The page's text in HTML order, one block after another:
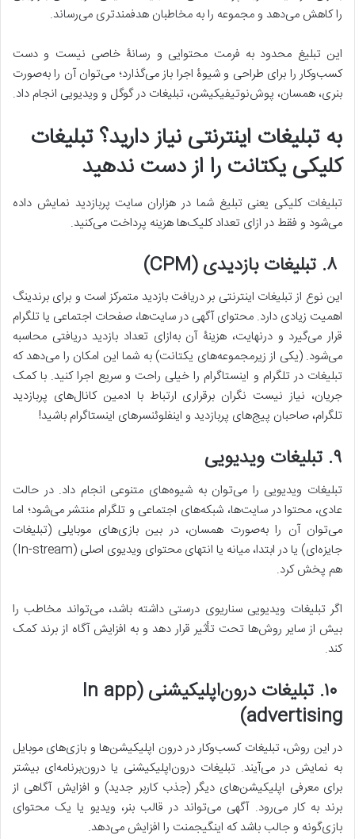
را کاهش می‌دهد و مجموعه را به مخاطبان هدفمندتری می‌رساند.
این تبلیغ محدود به فرمت محتوایی و رسانۀ خاصی نیست و دست
کسب‌وکار را برای طراحی و شیوۀ اجرا باز می‌گذارد؛ می‌توان آن را به‌صورت
بنری، همسان، پوش‌نوتیفیکیشن، تبلیغات در گوگل و ویدیویی انجام داد.
به تبلیغات اینترنتی نیاز دارید؟ تبلیغات
کلیکی یکتانت را از دست ندهید
تبلیغات کلیکی یعنی تبلیغ شما در هزاران سایت پربازدید نمایش داده
می‌شود و فقط در ازای تعداد کلیک‌ها هزینه پرداخت می‌‌کنید.
۸. تبلیغات بازدیدی(CPM)
این نوع از تبلیغات اینترنتی بر دریافت بازدید متمرکز است و برای برندینگ
اهمیت زیادی دارد. محتوای آگهی در سایت‌‌ها، صفحات اجتماعی یا تلگرام
قرار می‌گیرد و درنهایت، هزینۀ آن به‌ازای تعداد بازدید دریافتی محاسبه
می‌شود. (یکی از زیرمجموعه‌های یکتانت) به شما این امکان را می‌دهد که
تبلیغات در تلگرام و اینستاگرام را خیلی راحت و سریع اجرا کنید. با کمک
جریان، نیاز نیست نگران برقراری ارتباط با ادمین کانال‌های پربازدید
تلگرام، صاحبان پیج‌های پربازدید و اینفلوئنسرهای اینستاگرام باشید!
۹. تبلیغات ویدیویی
تبلیغات ویدیویی را می‌توان به شیوه‌های متنوعی انجام داد. در حالت
عادی، محتوا در سایت‌ها، شبکه‌های اجتماعی و تلگرام منتشر می‌شود؛ اما
می‌توان آن را به‌صورت همسان، در بین بازی‌های موبایلی (تبلیغات
جایزه‌ای) یا در ابتدا، میانه یا انتهای محتوای ویدیوی اصلی (In-stream)
هم پخش کرد.
اگر تبلیغات ویدیویی سناریوی درستی داشته باشد، می‌تواند مخاطب را
بیش از سایر روش‌ها تحت تأثیر قرار دهد و به افزایش آگاه از برند کمک
کند.
۱۰. تبلیغات دروناپلیکیشنی (In app
advertising)
در این روش، تبلیغات کسب‌وکار در درون اپلیکیشن‌ها و بازی‌های موبایل
به نمایش در می‌آیند. تبلیغات درون‌اپلیکیشنی یا درون‌برنامه‌ای بیشتر
برای معرفی اپلیکیشن‌های دیگر (جذب کاربر جدید) و افزایش آگاهی از
برند به کار می‌رود. آگهی می‌تواند در قالب بنر، ویدیو یا یک محتوای
بازی‌گونه و جالب باشد که اینگیجمنت را افزایش می‌دهد.